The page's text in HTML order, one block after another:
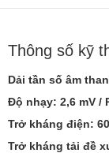
Thông số kỹ
Dải tần số âm
Độ nhạy: 2,6 mV /
Trở kháng điện:
Trở kháng tải đề